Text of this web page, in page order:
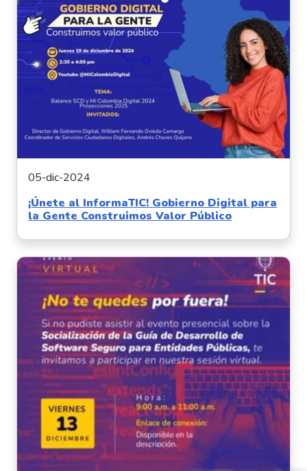
05-dic-2024
¡Únete al InformaTIC! Gobierno Digital para
la Gente Construimos Valor Público